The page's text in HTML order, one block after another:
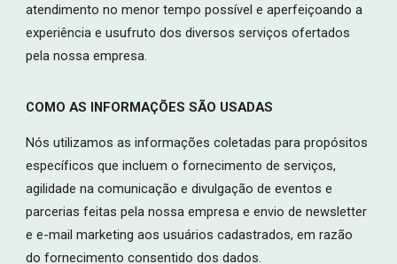
atendimento no menor tempo possível e aperfeiçoando a
experiência e usufruto dos diversos serviços ofertados
pela nossa empresa.
COMO AS INFORMAÇÕES SÃO USADAS
Nós utilizamos as informações coletadas para propósitos
específicos que incluem o fornecimento de serviços,
agilidade na comunicação e divulgação de eventos e
parcerias feitas pela nossa empresa e envio de newsletter
e e-mail marketing aos usuários cadastrados, em razão
do fornecimento consentido dos dados.